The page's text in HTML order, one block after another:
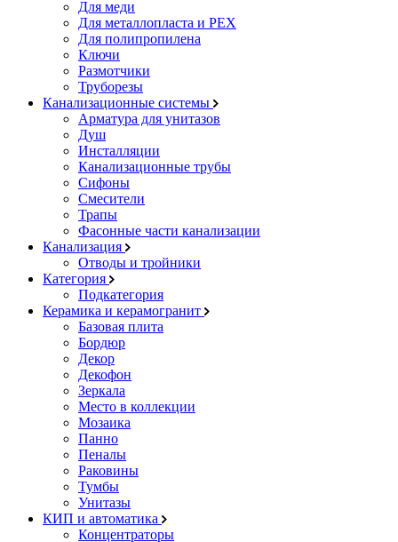
Для меди
Для металлопласта и PEX
Для полипропилена
Ключи
Размотчики
Труборезы
Канализационные системы
Арматура для унитазов
Душ
Инсталляции
Канализационные трубы
Сифоны
Смесители
Трапы
Фасонные части канализации
Канализация
Отводы и тройники
Категория
Подкатегория
Керамика и керамогранит
Базовая плита
Бордюр
Декор
Декофон
Зеркала
Место в коллекции
Мозаика
Панно
Пеналы
Раковины
Тумбы
Унитазы
КИП и автоматика
Концентраторы